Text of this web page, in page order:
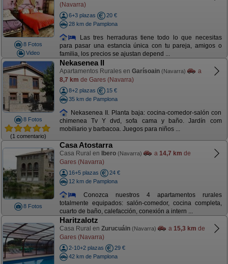
8 Fotos
Video
(Navarra)
6+3 plazas
20 €
28 km de Pamplona
Las tres herraduras tiene todo lo que necesitas
para pasar una estancia única con tu pareja, amigos o
familia, los precios se ajustan depend ...
8 Fotos
(1 comentario)
Nekasenea II
Apartamentos Rurales en Garísoain (Navarra)
a
8,7 km de Gares (Navarra)
8+2 plazas
15 €
35 km de Pamplona
Nekasenea II. Planta baja: cocina-comedor-salón con
chimenea Tv Y dvd, sofa cama y baño. Jardín com
mobiliario y barbacoa. Juegos para niños ...
8 Fotos
Casa Atostarra
Casa Rural en Ibero (Navarra) a 14,7 km de
Gares (Navarra)
16+5 plazas
24 €
12 km de Pamplona
Conozca nuestros 4 apartamentos rurales
totalmente equipados: salón-comedor, cocina completa,
cuarto de baño, calefacción, conexión a intern ...
Haritzalotz
Casa Rural en Zurucuáin (Navarra) a 15,3 km de
Gares (Navarra)
2-10+2 plazas
29 €
42 km de Pamplona